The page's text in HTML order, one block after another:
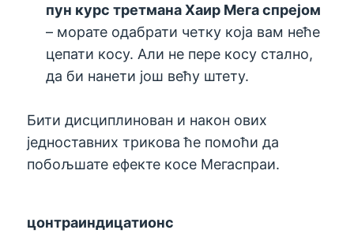
пун курс третмана Хаир Мега спрејом
– морате одабрати четку која вам неће
цепати косу. Али не пере косу стално,
да би нанети још већу штету.
Бити дисциплинован и након ових
једноставних трикова ће помоћи да
побољшате ефекте косе Мегаспраи.
цонтраиндицатионс